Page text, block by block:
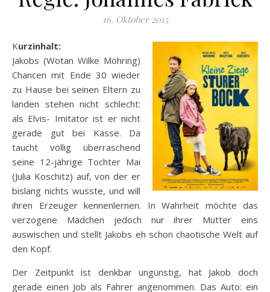
16. Oktober 2015
Kurzinhalt:
Jakobs (Wotan Wilke Möhring)
Chancen mit Ende 30 wieder
zu Hause bei seinen Eltern zu
landen stehen nicht schlecht:
als Elvis- Imitator ist er nicht
gerade gut bei Kasse. Da
taucht völlig überraschend
seine 12-jährige Tochter Mai
(Julia Koschitz) auf, von der er
bislang nichts wusste, und will
ihren Erzeuger kennenlernen. In Wahrheit möchte das
verzogene Mädchen jedoch nur ihrer Mutter eins
auswischen und stellt Jakobs eh schon chaotische Welt auf
den Kopf.
Der Zeitpunkt ist denkbar ungünstig, hat Jakob doch
gerade einen Job als Fahrer angenommen. Das Auto: ein